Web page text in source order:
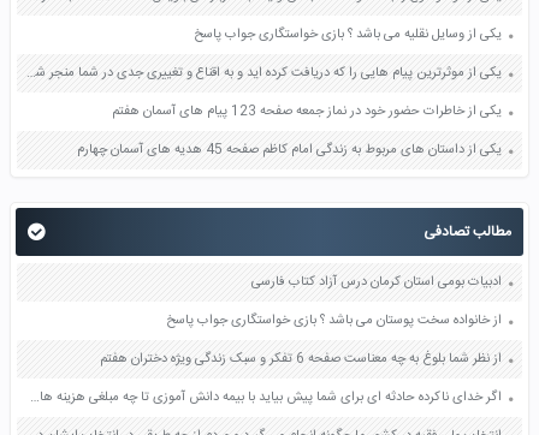
یکی از وسایل نقلیه می باشد ؟ بازی خواستگاری جواب پاسخ
یکی از موثرترین پیام هایی را که دریافت کرده اید و به اقناع و تغییری جدی در شما منجر شده است برسی کنید و علت این تاثیر گذاری قابل توجه را بنویسید صفحه 52 تفکر و سواد رسانه ای دهم
یکی از خاطرات حضور خود در نماز جمعه صفحه 123 پیام های آسمان هفتم
یکی از داستان های مربوط به زندگی امام کاظم صفحه 45 هدیه های آسمان چهارم
مطالب تصادفی
ادبیات بومی استان کرمان درس آزاد کتاب فارسی
از خانواده سخت پوستان می باشد ؟ بازی خواستگاری جواب پاسخ
از نظر شما بلوغ به چه معناست صفحه 6 تفکر و سبک زندگی ویژه دختران هفتم
اگر خدای ناکرده حادثه ای برای شما پیش بیاید با بیمه دانش آموزی تا چه مبلغی هزینه های درمان را پرداخت می کنند صفحه 26 مطالعات اجتماعی هفتم